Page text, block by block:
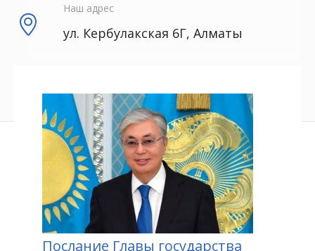
Наш адрес
ул. Кербулакская 6Г, Алматы
Послание Главы государства